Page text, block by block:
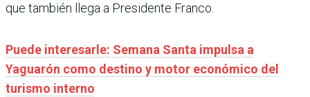
que también llega a Presidente Franco.
Puede interesarle: Semana Santa impulsa a
Yaguarón como destino y motor económico del
turismo interno